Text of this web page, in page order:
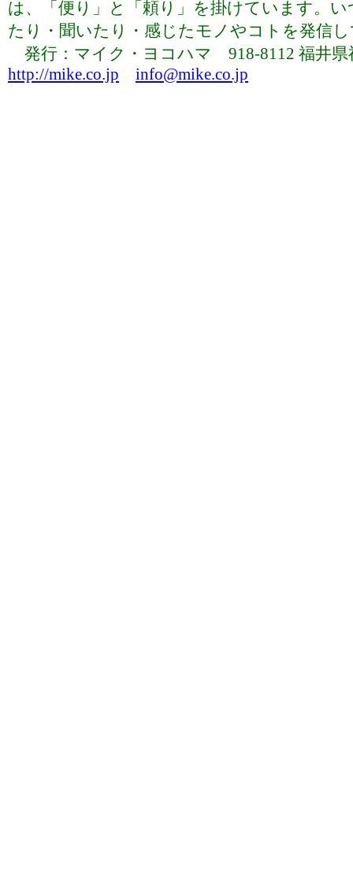
は、「便り」と「頼り」を掛けています。
たり・聞いたり・感じたモノやコトを発信
発行：マイク・ヨコハマ 918-8112 福井
http://mike.co.jp
info@mike.co.jp